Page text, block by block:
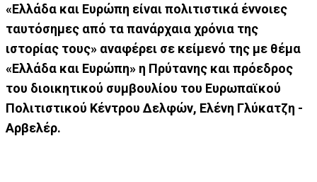
«Ελλάδα και Ευρώπη είναι πολιτιστικά έννοιες
ταυτόσημες από τα πανάρχαια χρόνια της
ιστορίας τους» αναφέρει σε κείμενό της με θέμα
«Ελλάδα και Ευρώπη» η Πρύτανης και πρόεδρος
του διοικητικού συμβουλίου του Ευρωπαϊκού
Πολιτιστικού Κέντρου Δελφών, Ελένη Γλύκατζη -
Αρβελέρ.